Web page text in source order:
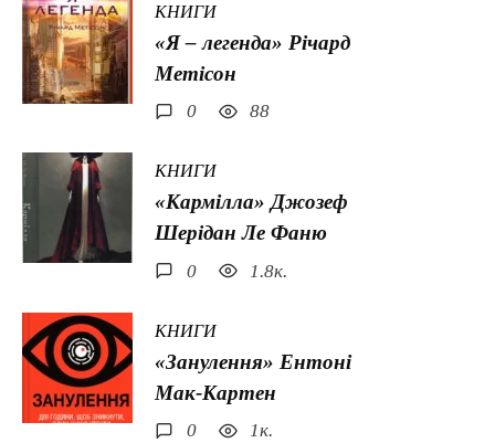
КНИГИ
«Я – легенда» Річард
Метісон
0 88
КНИГИ
«Кармілла» Джозеф
Шерідан Ле Фаню
0 1.8к.
КНИГИ
«Занулення» Ентоні
Мак-Картен
0 1к.